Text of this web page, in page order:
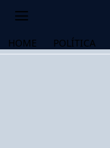
HOME POLÍTICA